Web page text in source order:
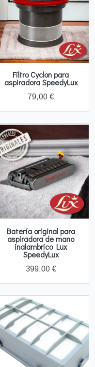
Filtro Cyclon para
aspiradora SpeedyLux
79,00 €
Batería original para
aspiradora de mano
inalambrico Lux
SpeedyLux
399,00 €